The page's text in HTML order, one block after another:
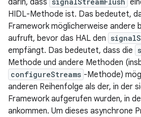
HIDL-Methode ist. Das bedeutet,
Framework möglicherweise andere
aufruft, bevor das HAL den
empfängt. Das bedeutet, dass die
Methode und andere Methoden
configureStreams -Methode)
anderen Reihenfolge als der, in der
Framework aufgerufen wurden, in
ankommen. Um dieses asynchrone